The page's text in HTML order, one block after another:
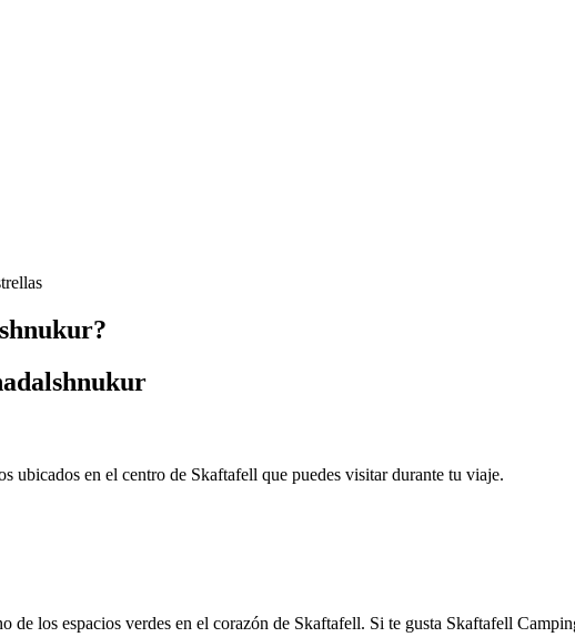
ubicados en el centro de Skaftafell que puedes visitar durante tu viaje.
de los espacios verdes en el corazón de Skaftafell. Si te gusta Skaftafell